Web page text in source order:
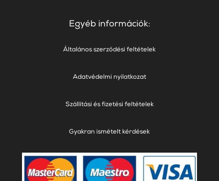
Egyéb információk:
Általános szerződési feltételek
Adatvédelmi nyilatkozat
Szállítási és fizetési feltételek
Gyakran ismételt kérdések